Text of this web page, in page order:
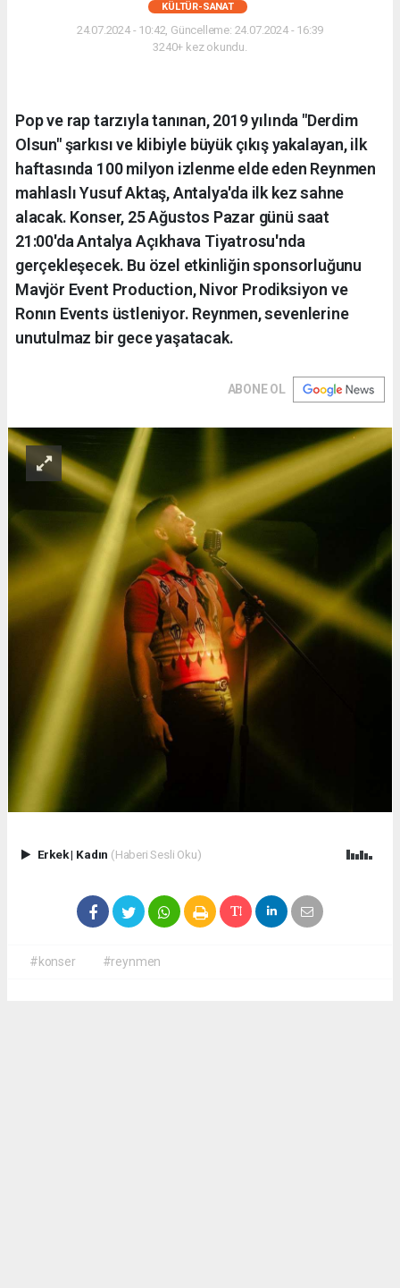
KÜLTÜR-SANAT
24.07.2024 - 10:42, Güncelleme: 24.07.2024 - 16:39
3240+ kez okundu.
Pop ve rap tarzıyla tanınan, 2019 yılında "Derdim
Olsun" şarkısı ve klibiyle büyük çıkış yakalayan, ilk
haftasında 100 milyon izlenme elde eden Reynmen
mahlaslı Yusuf Aktaş, Antalya'da ilk kez sahne
alacak. Konser, 25 Ağustos Pazar günü saat
21:00'da Antalya Açıkhava Tiyatrosu'nda
gerçekleşecek. Bu özel etkinliğin sponsorluğunu
Mavjör Event Production, Nivor Prodiksiyon ve
Ronın Events üstleniyor. Reynmen, sevenlerine
unutulmaz bir gece yaşatacak.
ABONE OL
Erkek| Kadın (Haberi Sesli Oku)
#konser #reynmen